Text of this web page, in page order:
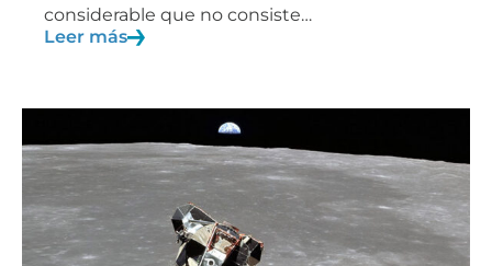
considerable que no consiste…
Leer más